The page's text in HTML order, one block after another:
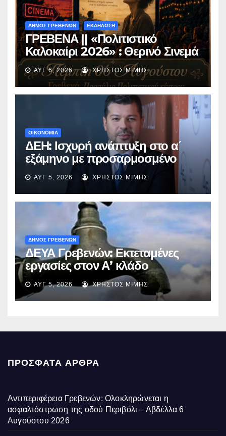
ΔΗΜΟΣ ΓΡΕΒΕΝΩΝ ΕΚΔΗΛΩΣΗ
ΓΡΕΒΕΝΑ || «Πολιτιστικό
Καλοκαίρι 2026» : Θερινό Σινεμά
με την βραβευμένη ταινία
«Μικρές Ανάσες».
ΑΥΓ 6, 2026 ΧΡΉΣΤΟΣ ΜΊΜΗΣ
ΟΙΚΟΝΟΜΙΑ
ΔΕΗ: Ισχυρή ανάπτυξη στο α΄
εξάμηνο με προσαρμοσμένο
EBITDA στα €1,2 δισ.
ΑΥΓ 5, 2026 ΧΡΉΣΤΟΣ ΜΊΜΗΣ
ΔΗΜΟΣ ΓΡΕΒΕΝΩΝ
ΔΕΥΑ Γρεβενών: Εκτεταμένες
εργασίες στον Α’ κλάδο
ύδρευσης – Ποιες περιοχές
επηρεάζονται την Πέμπτη
ΑΥΓ 5, 2026 ΧΡΉΣΤΟΣ ΜΊΜΗΣ
ΠΡΌΣΦΑΤΑ ΆΡΘΡΑ
Αντιπεριφέρεια Γρεβενών: Ολοκληρώνεται η
ασφαλτόστρωση της οδού Περιβόλι – Αβδέλλα 6
Αυγούστου 2026